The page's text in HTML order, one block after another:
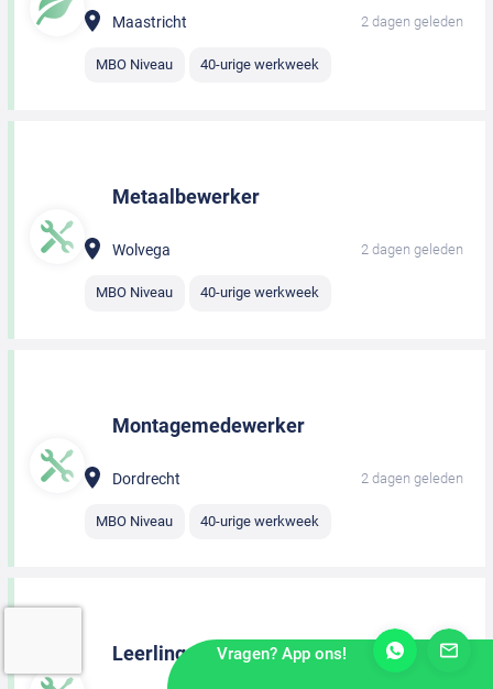
Maastricht 2 dagen geleden
MBO Niveau 40-urige werkweek
Metaalbewerker
Wolvega 2 dagen geleden
MBO Niveau 40-urige werkweek
Montagemedewerker
Dordrecht 2 dagen geleden
MBO Niveau 40-urige werkweek
Leerling monteurVragen? App ons!